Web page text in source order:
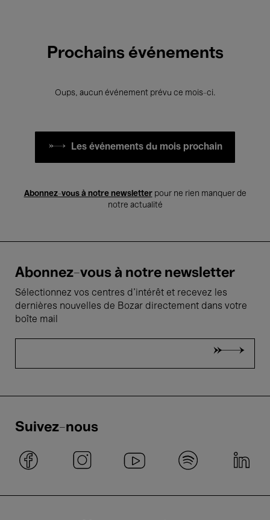
Prochains événements
Oups, aucun événement prévu ce mois-ci.
Les événements du mois prochain
Abonnez-vous à notre newsletterpour ne rien manquer de
notre actualité
Abonnez-vous à notre newsletter
Sélectionnez vos centres d'intérêt et recevez les
dernières nouvelles de Bozar directement dans votre
boîte mail
Suivez-nous